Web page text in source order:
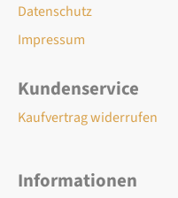
Datenschutz
Impressum
Kundenservice
Kaufvertrag widerrufen
Informationen